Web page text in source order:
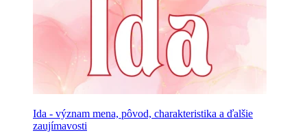
Ida - význam mena, pôvod, charakteristika a ďalšie
zaujímavosti